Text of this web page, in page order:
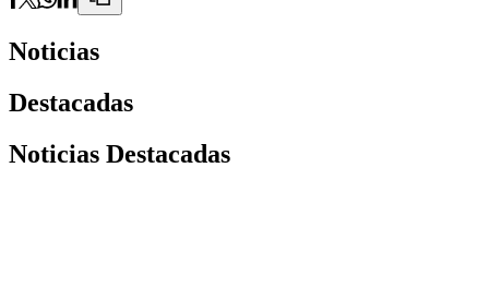
Noticias
Destacadas
Noticias Destacadas